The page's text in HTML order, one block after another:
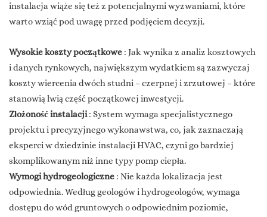
instalacja wiąże się też z potencjalnymi wyzwaniami, które
warto wziąć pod uwagę przed podjęciem decyzji.
Wysokie koszty początkowe : Jak wynika z analiz kosztowych
i danych rynkowych, największym wydatkiem są zazwyczaj
koszty wiercenia dwóch studni – czerpnej i zrzutowej – które
stanowią lwią część początkowej inwestycji.
Złożoność instalacji: System wymaga specjalistycznego
projektu i precyzyjnego wykonawstwa, co, jak zaznaczają
eksperci w dziedzinie instalacji HVAC, czyni go bardziej
skomplikowanym niż inne typy pomp ciepła.
Wymogi hydrogeologiczne : Nie każda lokalizacja jest
odpowiednia. Według geologów i hydrogeologów, wymaga
dostępu do wód gruntowych o odpowiednim poziomie,